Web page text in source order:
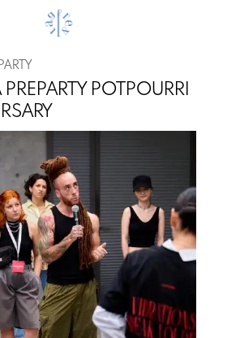
PARTY
POTPOURRI